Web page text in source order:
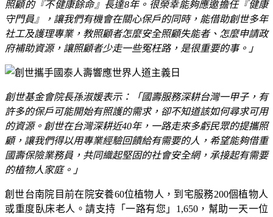
照顧的『不健康餘命』長達8年。很榮幸能夠應邀擔任『健康
守門員』，讓我們有機會在關心保戶的同時，能借助創世多年
社工及護理專業，教照顧者怎麼安全照顧失能者、怎麼申請政
府補助資源，讓照顧者少走一些冤枉路，是很重要的事。」
創世基金會院長孫淑媛表示：「國壽服務深耕台灣一甲子，有
許多的保戶可能開始有照護的需求，卻不知道該如何尋求可用
的資源。創世在台灣深耕近40年，一路走來多虧民眾的提攜照
顧，讓我們得以用專業經驗回饋給有需要的人，希望能夠借重
國壽保險業務員，共同織起堅固的社會安全網，承接起有需要
的植物人家庭。」
創世台南院目前在院安養60位植物人，到宅服務200個植物人
或重度臥床老人。請支持「一路有您」 1,650，幫助一天一位